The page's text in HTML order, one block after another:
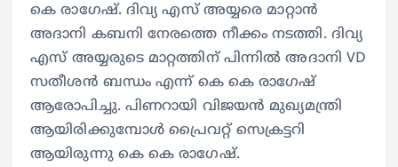
കെ രാഗേഷ്. ദിവ്യ എസ് അയ്യരെ മാറ്റാൻ
അദാനി കബനി നേരത്തെ നീക്കം നടത്തി. ദിവ്യ
എസ് അയ്യരുടെ മാറ്റത്തിന് പിന്നിൽ അദാനി VD
സതീശൻ ബന്ധം എന്ന് കെ കെ രാഗേഷ്
ആരോപിച്ചു. പിണറായി വിജയൻ മുഖ്യമന്ത്രി
ആയിരിക്കുമ്പോൾ പ്രൈവറ്റ് സെക്രട്ടറി
ആയിരുന്നു കെ കെ രാഗേഷ്.